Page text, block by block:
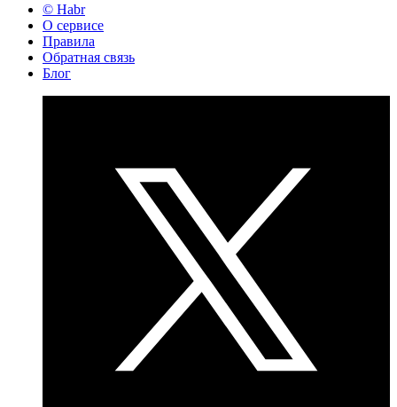
© Habr
О сервисе
Правила
Обратная связь
Блог